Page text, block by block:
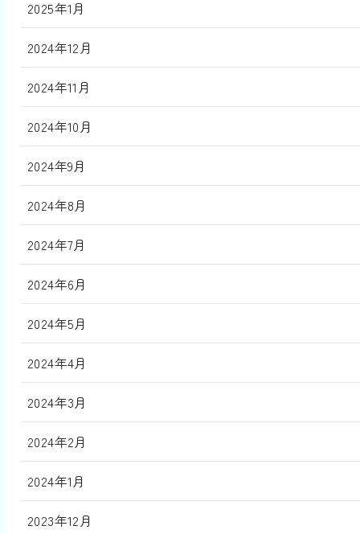
2025年1月
2024年12月
2024年11月
2024年10月
2024年9月
2024年8月
2024年7月
2024年6月
2024年5月
2024年4月
2024年3月
2024年2月
2024年1月
2023年12月